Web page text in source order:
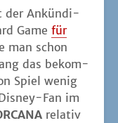
Ankün­di­
Game für
man schon
das bekom­
Spiel wenig
Fan im
rela­tiv